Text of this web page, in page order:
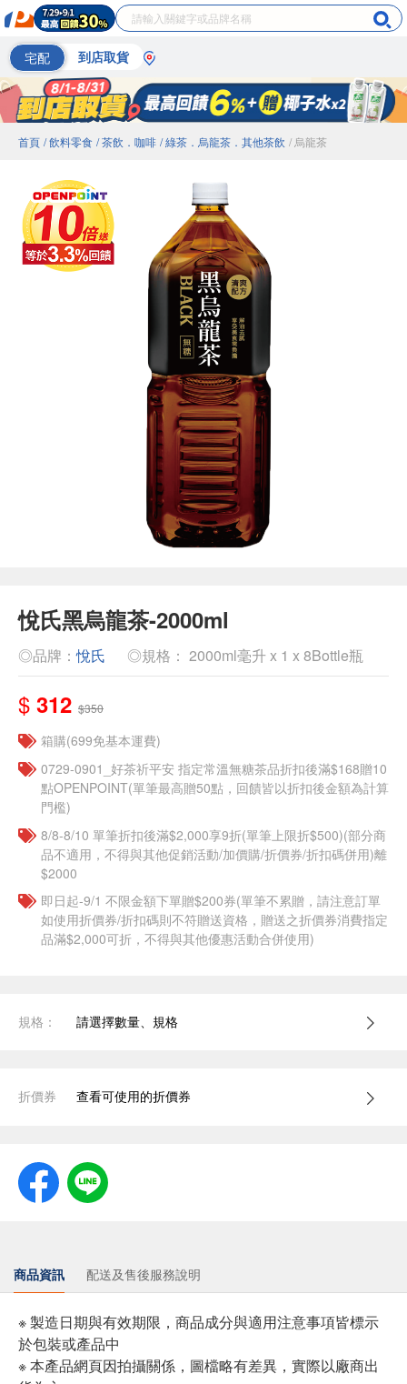
宅配 到店取貨
首頁 / 飲料零食 / 茶飲．咖啡 / 綠茶．烏龍茶．其他茶飲 / 烏龍茶
悅氏黑烏龍茶-2000ml
◎品牌：悅氏 ◎規格： 2000ml毫升 x 1 x 8Bottle瓶
$ 312 $350
箱購(699免基本運費)
​​0729-0901_好茶祈平安 指定常溫無糖茶品折扣後滿$168贈10
點OPENPOINT(單筆最高贈50點，回饋皆以折扣後金額為計算
門檻)
8/8-8/10 單筆折扣後滿$2,000享9折(單筆上限折$500)(部分商
品不適用，不得與其他促銷活動/加價購/折價券/折扣碼併用)離
$2000
即日起-9/1 不限金額下單贈$200券(單筆不累贈，請注意訂單
如使用折價券/折扣碼則不符贈送資格，贈送之折價券消費指定
品滿$2,000可折，不得與其他優惠活動合併使用)
規格： 請選擇數量、規格
折價券 查看可使用的折價券
商品資訊 配送及售後服務說明
※ 製造日期與有效期限，商品成分與適用注意事項皆標示
於包裝或產品中
※ 本產品網頁因拍攝關係，圖檔略有差異，實際以廠商出